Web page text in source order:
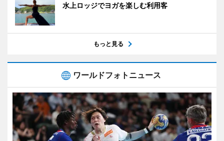
水上ロッジでヨガを楽しむ利用客
もっと見る
ワールドフォトニュース